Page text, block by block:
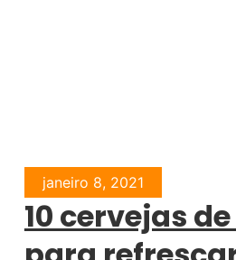
janeiro 8, 2021
10 cervejas